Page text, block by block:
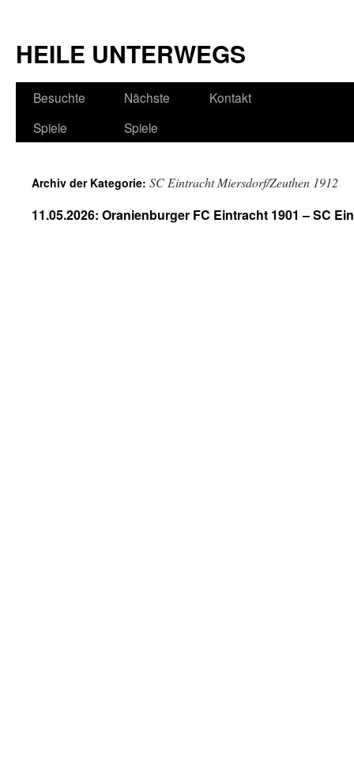
HEILE UNTERWEGS
Besuchte
Spiele
Nächste
Spiele
Kontakt
Archiv der Kategorie: SC Eintracht Miersdorf/Zeuthen 1912
11.05.2026: Oranienburger FC Eintracht 1901 – SC